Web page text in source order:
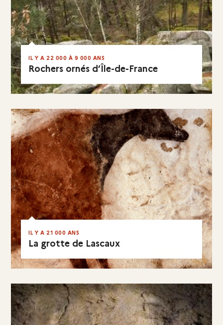
Rochers ornés d’Île-de-France
IL Y A 22 000 À 9 000 ANS
EN RÉSUMÉ
La grotte de Lascaux
IL Y A 21 000 ANS
VISITER LE SITE
EN RÉSUMÉ